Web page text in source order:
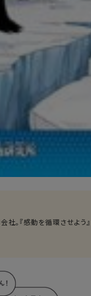
。『感動を循環させよう